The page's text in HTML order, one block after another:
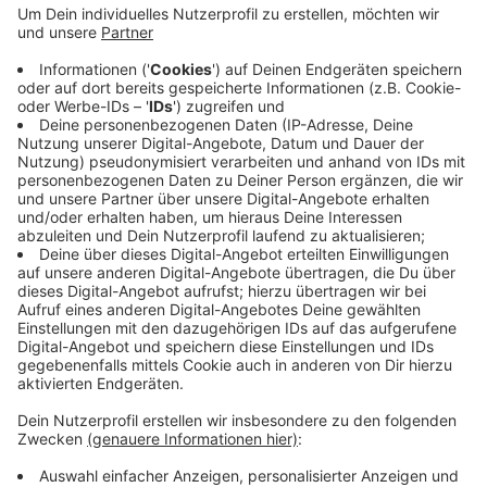
Besucherinnen und Besucher können das Wasser zum
Gießen und zur Grabpflege nutzen. Der Baubetriebshof
füllt den Behälter regelmäßig nach, heißt es von der
Stadt. Sollte der Wassercontainer leer sein, bittet die
Stadt um eine kurze Mitteilung an den Baubetriebshof.
Sollte der Wassercontainer mutwillig beschädigt oder
unsachgemäß genutzt werden, wird er wieder
entfernt.
Anzeige